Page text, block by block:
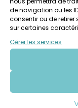
de navigation ou les
consentir ou de
sur certaines
Gérer les services
Photo : Olivia
Autres